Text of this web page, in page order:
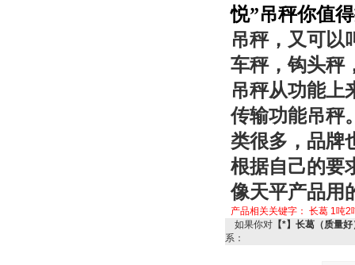
悦”吊秤你值
吊秤，又可以
车秤，钩头秤
吊秤从功能上
传输功能吊秤
类很多，品牌
根据自己的要
像天平产品用
产品相关关键字： 长葛 1吨2
如果你对 【*】长葛（质量
系：